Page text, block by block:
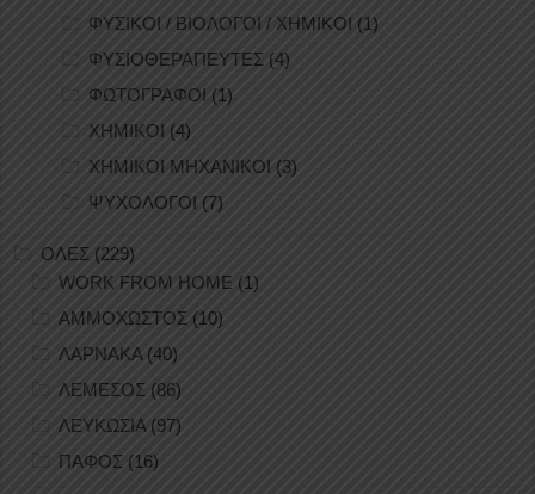
ΦΥΣΙΚΟΙ / ΒΙΟΛΟΓΟΙ / ΧΗΜΙΚΟΙ (1)
ΦΥΣΙΟΘΕΡΑΠΕΥΤΕΣ (4)
ΦΩΤΟΓΡΑΦΟΙ (1)
ΧΗΜΙΚΟΙ (4)
ΧΗΜΙΚΟΙ ΜΗΧΑΝΙΚΟΙ (3)
ΨΥΧΟΛΟΓΟΙ (7)
ΟΛΕΣ (229)
WORK FROM HOME (1)
ΑΜΜΟΧΩΣΤΟΣ (10)
ΛΑΡΝΑΚΑ(40)
ΛΕΜΕΣΟΣ (86)
ΛΕΥΚΩΣΙΑ(97)
ΠΑΦΟΣ (16)